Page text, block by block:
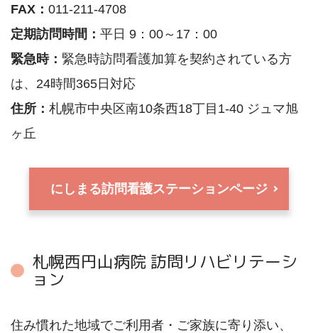
FAX： 011-211-4708
定期訪問時間： 平日 9：00～17：00
緊急時： 緊急時訪問看護加算を契約されている方
は、24時間365日対応
住所： 札幌市中央区南10条西18丁目1-40 ジュマ旭
ヶ丘
にしまる訪問看護ステーションページ
札幌西円山病院 訪問リハビリテーシ
ョン
住み慣れた地域でご利用者・ご家族に寄り添い、